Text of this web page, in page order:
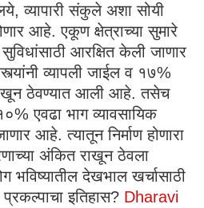
व्यापारी संकुले अशा सोयी
आहे. एकूण क्षेत्राच्या सुमारे
आरक्षित केली जाणार
व्यापली जाईल व १७%
ठेवण्यात आली आहे. तसेच
एवढा भाग व्यावसायिक
आहे. त्यातून निर्माण होणारा
अंकित राखून ठेवला
भविष्यातील देखभाल खर्चासाठी
इतिहास? Dharavi